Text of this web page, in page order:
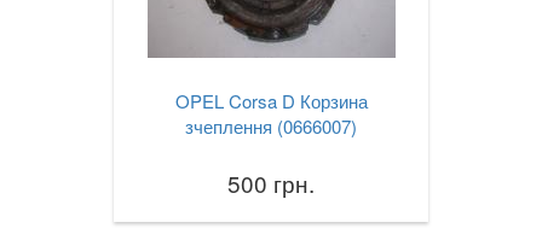
OPEL Corsa D Корзина
зчеплення (0666007)
500 грн.